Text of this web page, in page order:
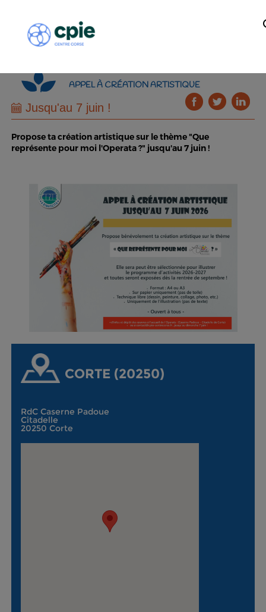
APPEL À CRÉATION ARTISTIQUE
Jusqu'au 7 juin !
Propose ta création artistique sur le thème "Que
représente pour moi l'Operata ?" jusqu'au 7 juin !
CORTE (20250)
RdC Caserne Padoue
Citadelle
20250 Corte